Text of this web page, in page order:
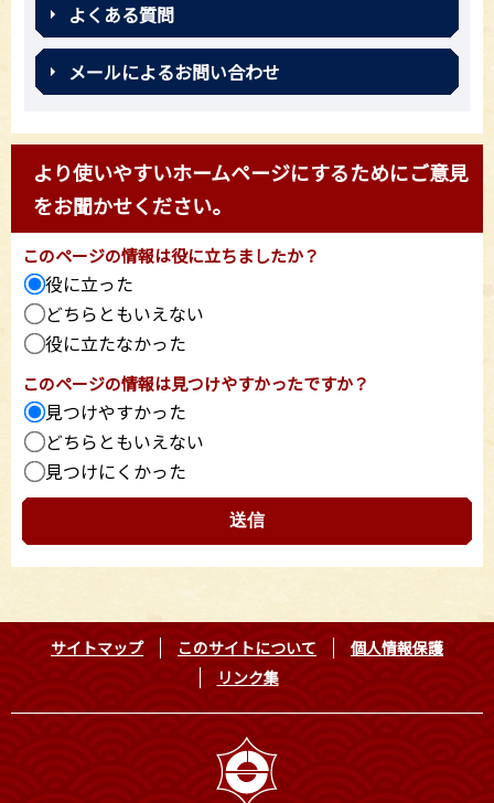
よくある質問
メールによるお問い合わせ
より使いやすいホームページにするためにご意見
をお聞かせください。
このページの情報は役に立ちましたか？
役に立った
どちらともいえない
役に立たなかった
このページの情報は見つけやすかったですか？
見つけやすかった
どちらともいえない
見つけにくかった
サイトマップ このサイトについて
個人情報保護
リンク集